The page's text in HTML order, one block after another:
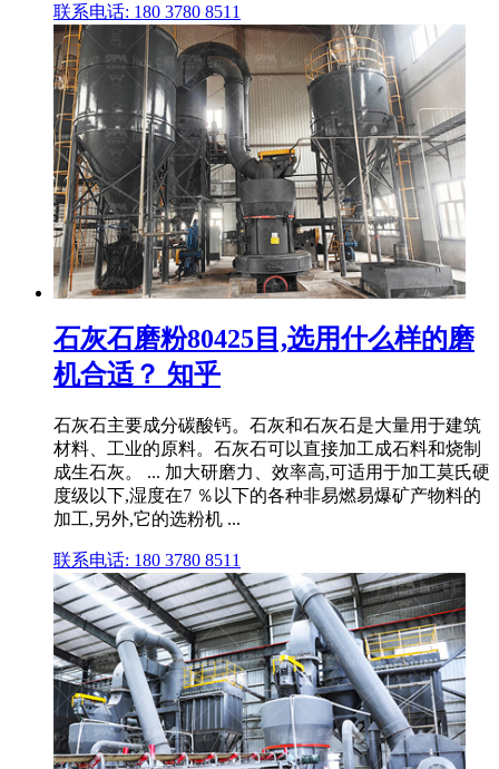
联系电话: 180 3780 8511
石灰石磨粉80425目,选用什么样的磨
机合适？ 知乎
石灰石主要成分碳酸钙。石灰和石灰石是大量用于建筑
材料、工业的原料。石灰石可以直接加工成石料和烧制
成生石灰。 ... 加大研磨力、效率高,可适用于加工莫氏硬
度级以下,湿度在7 ％以下的各种非易燃易爆矿产物料的
加工,另外,它的选粉机 ...
联系电话: 180 3780 8511